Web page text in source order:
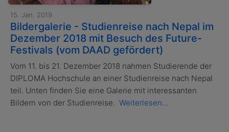
15. Jan. 2019
Bildergalerie - Studienreise nach Nepal im
Dezember 2018 mit Besuch des Future-
Festivals (vom DAAD gefördert)
Vom 11. bis 21. Dezember 2018 nahmen Studierende der
DIPLOMA Hochschule an einer Studienreise nach Nepal
teil. Unten finden Sie eine Galerie mit interessanten
Bildern von der Studienreise. Weiterlesen...